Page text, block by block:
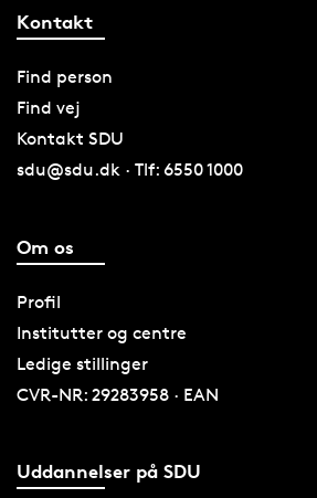
Kontakt
Find person
Find vej
Kontakt SDU
sdu@sdu.dk · Tlf: 6550 1000
Om os
Profil
Institutter og centre
Ledige stillinger
CVR-NR: 29283958 · EAN
Uddannelser på SDU